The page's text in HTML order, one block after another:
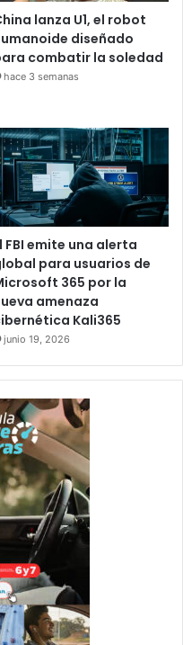
lanza U1, el robot
diseñado
combatir la soledad
hace 3 semanas
FBI emite una alerta
para usuarios de
365 por la
amenaza
Kali365
junio 19, 2026